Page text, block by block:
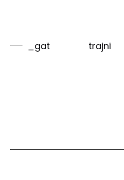
_gat trajni